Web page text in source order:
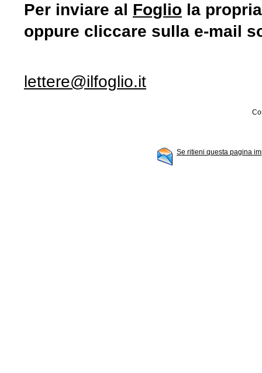
Per inviare al Foglio la
oppure cliccare sulla e-mail
lettere@ilfoglio.it
Se ritieni questa pagina